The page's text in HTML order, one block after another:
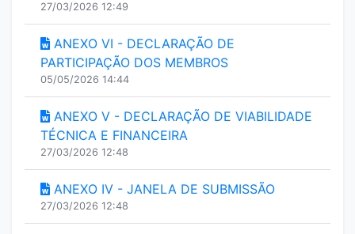
27/03/2026 12:49
ANEXO VI - DECLARAÇÃO DE
PARTICIPAÇÃO DOS MEMBROS
05/05/2026 14:44
ANEXO V - DECLARAÇÃO DE VIABILIDADE
TÉCNICA E FINANCEIRA
27/03/2026 12:48
ANEXO IV - JANELA DE SUBMISSÃO
27/03/2026 12:48